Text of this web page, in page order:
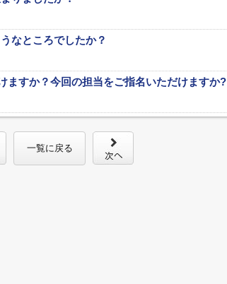
なところでしたか？
ますか？今回の担当をご指名いただけますか?
一覧に戻る